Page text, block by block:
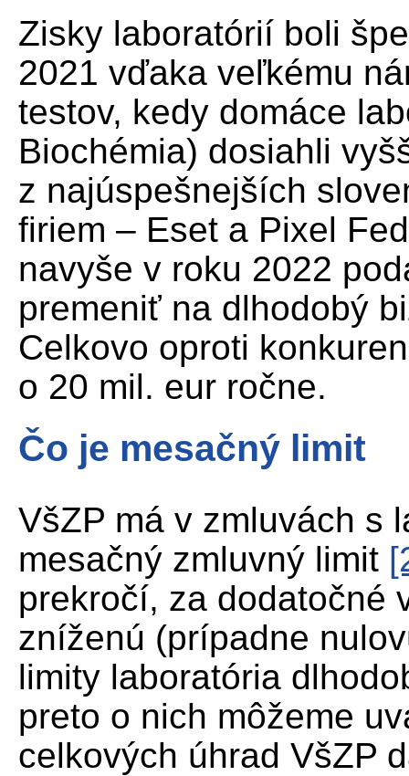
Zisky laboratórií boli
2021 vďaka veľkému
testov, kedy domáce
Biochémia) dosiahli
z najúspešnejších
firiem – Eset a Pixel
navyše v roku 2022
premeniť na dlhodobý
Celkovo oproti
o 20 mil. eur ročne.
Čo je mesačný limit
VšZP má v zmluvách s
mesačný zmluvný limit
prekročí, za dodatočné
zníženú (prípadne
limity laboratória
preto o nich môžeme
celkových úhrad VšZP